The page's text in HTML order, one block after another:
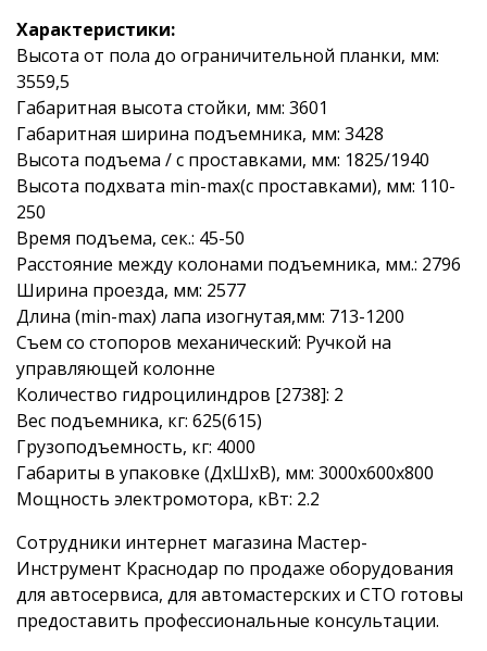
Характеристики:
Высота от пола до ограничительной планки, мм:
3559,5
Габаритная высота стойки, мм: 3601
Габаритная ширина подъемника, мм: 3428
Высота подъема / с проставками, мм: 1825/1940
Высота подхвата min-max(с проставками), мм: 110-
250
Время подъема, сек.: 45-50
Расстояние между колонами подъемника, мм.: 2796
Ширина проезда, мм: 2577
Длина (min-max) лапа изогнутая,мм: 713-1200
Съем со стопоров механический: Ручкой на
управляющей колонне
Количество гидроцилиндров [2738]: 2
Вес подъемника, кг: 625(615)
Грузоподъемность, кг: 4000
Габариты в упаковке (ДхШхВ), мм: 3000х600х800
Мощность электромотора, кВт: 2.2
Сотрудники интернет магазина Мастер-
Инструмент Краснодар по продаже оборудования
для автосервиса, для автомастерских и СТО готовы
предоставить профессиональные консультации.